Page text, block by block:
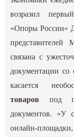
возразил
«‎Опоры России»
связана с
документации со
касается
товаров под
документов. «У
онлайн-